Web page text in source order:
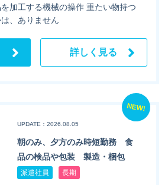
加工する機械の操作 重たい物持つ
は、ありません
詳しく見る
NEW!
UPDATE：2026.08.05
朝のみ、夕方のみ時短勤務 食
品の検品や包装 製造・梱包
派遣社員 長期